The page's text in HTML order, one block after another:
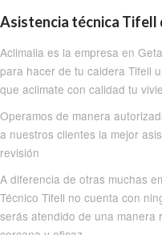
Asistencia técnica Tifell
Aclimalia es la empresa en
para hacer de tu caldera Tifell
que aclimate con calidad tu
Operamos de manera
a nuestros clientes la mejor
revisión
A diferencia de otras muchas
Técnico Tifell no cuenta con
serás atendido de una manera